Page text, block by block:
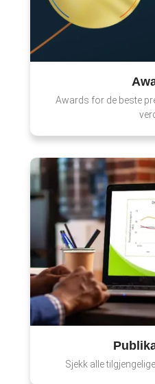
Awards for de beste
Sjekk alle